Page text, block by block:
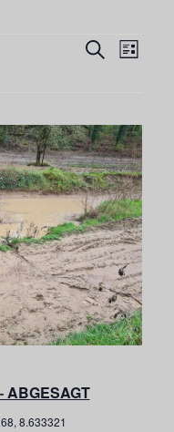
Suche
Liste
ABGESAGT
8.633321